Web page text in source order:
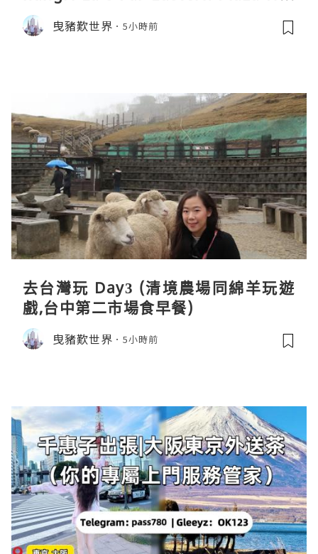
el, Tainan)
曳豬歎世界 5小時前
去台灣玩 Day3 (清境農場同綿羊玩遊
戲,台中第二市場食早餐)
曳豬歎世界 5小時前